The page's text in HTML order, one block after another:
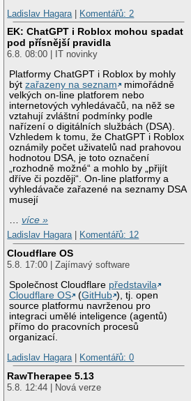
Ladislav Hagara
Komentářů: 2
EK: ChatGPT i Roblox mohou spadat
pod přísnější pravidla
6.8. 08:00 | IT novinky
Platformy ChatGPT i Roblox by mohly
býtzařazeny na seznam
mimořádně
velkých on-line platforem nebo
internetových vyhledávačů, na něž se
vztahují zvláštní podmínky podle
nařízení o digitálních službách (DSA).
Vzhledem k tomu, že ChatGPT i Roblox
oznámily počet uživatelů nad prahovou
hodnotou DSA, je toto označení
„rozhodně možné“ a mohlo by „přijít
dříve či později“. On-line platformy a
vyhledávače zařazené na seznamy DSA
musejí
…více »
Ladislav Hagara| Komentářů: 12
Cloudflare OS
5.8. 17:00 | Zajímavý software
Společnost Cloudflare představila
Cloudflare OS
(GitHub ), tj. open
source platformu navrženou pro
integraci umělé inteligence (agentů)
přímo do pracovních procesů
organizací.
Ladislav Hagara| Komentářů: 0
RawTherapee 5.13
5.8. 12:44 | Nová verze